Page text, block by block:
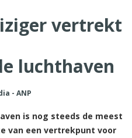
vertrekt
luchthaven
- ANP
is nog steeds de meest
van een vertrekpunt voor